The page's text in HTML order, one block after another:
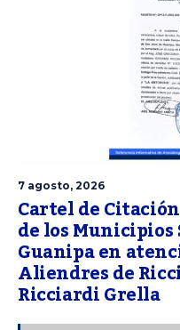
7 agosto, 2026
Cartel de
de los
Guanipa en
Aliendres de
Ricciardi Grella